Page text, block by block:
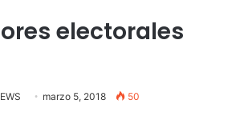
electorales
marzo 5, 2018 50